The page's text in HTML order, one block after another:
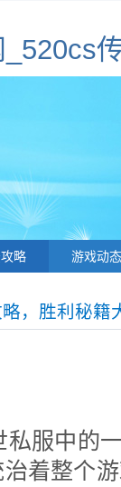
略 游戏动态
，胜利秘籍
服中的一
着整个